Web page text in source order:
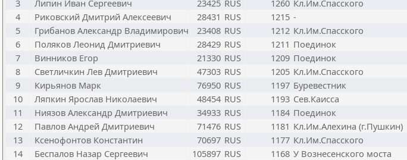
3
Липин Иван Сергеевич 23425 RUS 1260 Кл.Им.Спасского
4
Риковский Дмитрий Алексеевич 28431 RUS 1215 -
5
Грибанов Александр Владимирович 23408 RUS 1212 Кл.Им.Спасского
6
Поляков Леонид Дмитриевич 28429 RUS 1211 Поединок
7
Винников Егор 21330 RUS 1209 Поединок
8
Светличкин Лев Дмитриевич 47303 RUS 1205 Кл.Им.Спасского
9
Кирьянов Марк 76950 RUS 1197 Буревестник
10
Ляпкин Ярослав Николаевич 48454 RUS 1193 Сев.Каисса
11
Ниязов Александр Дмитриевич 34933 RUS 1184 Поединок
12
Павлов Андрей Дмитриевич 71476 RUS 1181 Кл.Им.Алехина (г.Пушкин)
13
Ксенофонтов Константин 70697 RUS 1177 Кл.Им.Спасского
14
Беспалов Назар Сергеевич 105897 RUS 1168 У Вознесенского моста